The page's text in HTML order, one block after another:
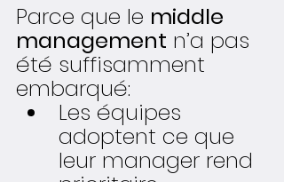
Parce que le middle
management n’a pas
été suffisamment
embarqué:
Les équipes
adoptent ce que
leur manager rend